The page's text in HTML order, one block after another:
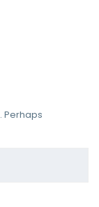
Perhaps